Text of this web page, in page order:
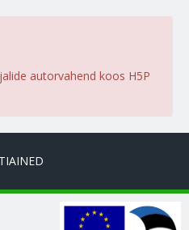
autorvahend koos H5P